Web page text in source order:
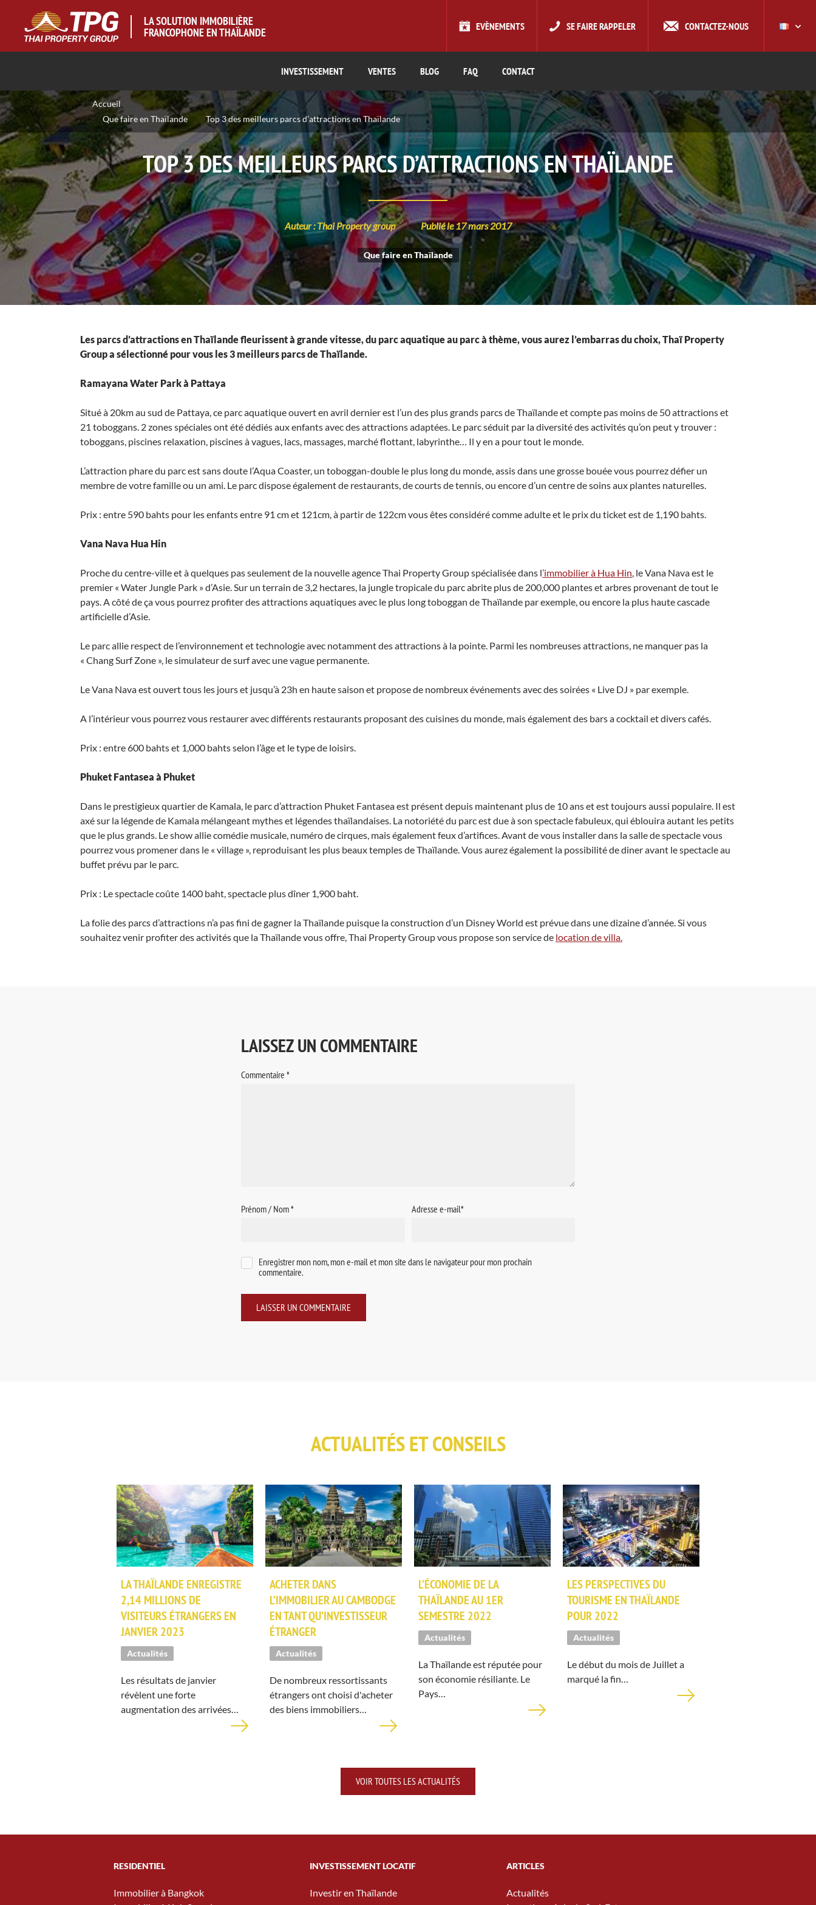
LA SOLUTION IMMOBILIÈRE
FRANCOPHONE EN THAÏLANDE
EVÈNEMENTS SE FAIRE RAPPELER CONTACTEZ-NOUS
INVESTISSEMENT VENTES BLOG FAQ CONTACT
Accueil
> Que faire en Thaïlande > Top 3 des meilleurs parcs d’attractions en Thaïlande
TOP 3 DES MEILLEURS PARCS D’ATTRACTIONS EN THAÏLANDE
Auteur : Thai Property group Publié le 17 mars 2017
Que faire en Thaïlande
Les parcs d’attractions en Thaïlande fleurissent à grande vitesse, du parc aquatique au parc à thème, vous aurez l’embarras du choix, Thaï Property
Group a sélectionné pour vous les 3 meilleurs parcs de Thaïlande.
Ramayana Water Park à Pattaya
Situé à 20km au sud de Pattaya, ce parc aquatique ouvert en avril dernier est l’un des plus grands parcs de Thaïlande et compte pas moins de 50 attractions et
21 toboggans. 2 zones spéciales ont été dédiés aux enfants avec des attractions adaptées. Le parc séduit par la diversité des activités qu’on peut y trouver :
toboggans, piscines relaxation, piscines à vagues, lacs, massages, marché flottant, labyrinthe… Il y en a pour tout le monde.
L’attraction phare du parc est sans doute l’Aqua Coaster, un toboggan-double le plus long du monde, assis dans une grosse bouée vous pourrez défier un
membre de votre famille ou un ami. Le parc dispose également de restaurants, de courts de tennis, ou encore d’un centre de soins aux plantes naturelles.
Prix : entre 590 bahts pour les enfants entre 91 cm et 121cm, à partir de 122cm vous êtes considéré comme adulte et le prix du ticket est de 1,190 bahts.
Vana Nava Hua Hin
Proche du centre-ville et à quelques pas seulement de la nouvelle agence Thai Property Group spécialisée dans l’immobilier à Hua Hin, le Vana Nava est le
premier « Water Jungle Park » d’Asie. Sur un terrain de 3,2 hectares, la jungle tropicale du parc abrite plus de 200,000 plantes et arbres provenant de tout le
pays. A côté de ça vous pourrez profiter des attractions aquatiques avec le plus long toboggan de Thaïlande par exemple, ou encore la plus haute cascade
artificielle d’Asie.
Le parc allie respect de l’environnement et technologie avec notamment des attractions à la pointe. Parmi les nombreuses attractions, ne manquer pas la
« Chang Surf Zone », le simulateur de surf avec une vague permanente.
Le Vana Nava est ouvert tous les jours et jusqu’à 23h en haute saison et propose de nombreux événements avec des soirées « Live DJ » par exemple.
A l’intérieur vous pourrez vous restaurer avec différents restaurants proposant des cuisines du monde, mais également des bars a cocktail et divers cafés.
Prix : entre 600 bahts et 1,000 bahts selon l’âge et le type de loisirs.
Phuket Fantasea à Phuket
Dans le prestigieux quartier de Kamala, le parc d’attraction Phuket Fantasea est présent depuis maintenant plus de 10 ans et est toujours aussi populaire. Il est
axé sur la légende de Kamala mélangeant mythes et légendes thaïlandaises. La notoriété du parc est due à son spectacle fabuleux, qui éblouira autant les petits
que le plus grands. Le show allie comédie musicale, numéro de cirques, mais également feux d’artifices. Avant de vous installer dans la salle de spectacle vous
pourrez vous promener dans le « village », reproduisant les plus beaux temples de Thaïlande. Vous aurez également la possibilité de diner avant le spectacle au
buffet prévu par le parc.
Prix : Le spectacle coûte 1400 baht, spectacle plus dîner 1,900 baht.
La folie des parcs d’attractions n’a pas fini de gagner la Thaïlande puisque la construction d’un Disney World est prévue dans une dizaine d’année. Si vous
souhaitez venir profiter des activités que la Thaïlande vous offre, Thai Property Group vous propose son service de location de villa.
LAISSEZ UN COMMENTAIRE
Commentaire *
Prénom / Nom* Adresse e-mail*
Enregistrer mon nom, mon e-mail et mon site dans le navigateur pour mon prochain
commentaire.
ACTUALITÉS ET CONSEILS
LA THAÏLANDE ENREGISTRE
2,14 MILLIONS DE
VISITEURS ÉTRANGERS EN
JANVIER 2023
Actualités
Les résultats de janvier
révèlent une forte
augmentation des arrivées…
ACHETER DANS
L’IMMOBILIER AU CAMBODGE
EN TANT QU’INVESTISSEUR
ÉTRANGER
Actualités
De nombreux ressortissants
étrangers ont choisi d'acheter
des biens immobiliers…
L’ÉCONOMIE DE LA
THAÏLANDE AU 1ER
SEMESTRE 2022
Actualités
La Thaïlande est réputée pour
son économie résiliante. Le
Pays…
LES PERSPECTIVES DU
TOURISME EN THAÏLANDE
POUR 2022
Actualités
Le début du mois de Juillet a
marqué la fin…
VOIR TOUTES LES ACTUALITÉS
RESIDENTIEL
Immobilier à Bangkok
INVESTISSEMENT LOCATIF
Investir en Thaïlande
ARTICLES
Actualités